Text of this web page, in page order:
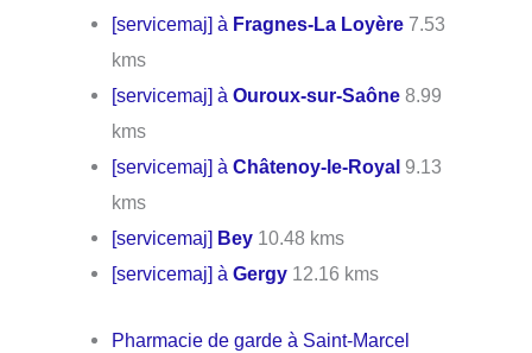
[servicemaj] à Fragnes-La Loyère 7.53
kms
[servicemaj] àOuroux-sur-Saône 8.99
kms
[servicemaj] àChâtenoy-le-Royal 9.13
kms
[servicemaj] Bey 10.48 kms
[servicemaj] àGergy 12.16 kms
Pharmacie de garde à Saint-Marcel